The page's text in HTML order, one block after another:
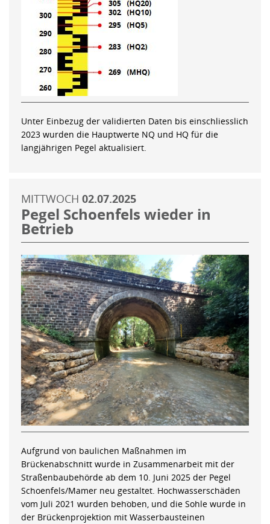
Unter Einbezug der validierten Daten bis einschliesslich
2023 wurden die Hauptwerte NQ und HQ für die
langjährigen Pegel aktualisiert.
MITTWOCH 02.07.2025
Pegel Schoenfels wieder in
Betrieb
Aufgrund von baulichen Maßnahmen im
Brückenabschnitt wurde in Zusammenarbeit mit der
Straßenbaubehörde ab dem 10. Juni 2025 der Pegel
Schoenfels/Mamer neu gestaltet. Hochwasserschäden
vom Juli 2021 wurden behoben, und die Sohle wurde in
der Brückenprojektion mit Wasserbausteinen